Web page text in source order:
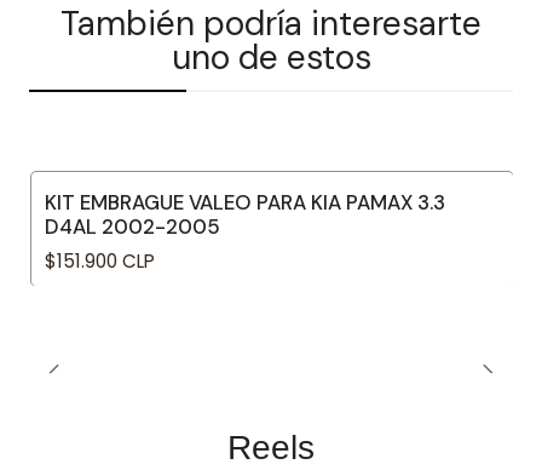
También podría interesarte
uno de estos
KIT EMBRAGUE VALEO PARA KIA PAMAX 3.3
D4AL 2002-2005
$151.900 CLP
Reels